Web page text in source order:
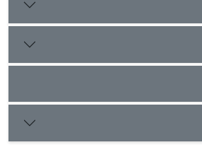
هم‌زمان با تداوم فرهنگ اوروک/شوش II رخ داده است. مجموعۀ
نَه یک پایگاه فرعی اوروکی، بلکه یک
کوچ‌نشینان آغازایلامی با نقش محوری در
تثبیت می‌کند.